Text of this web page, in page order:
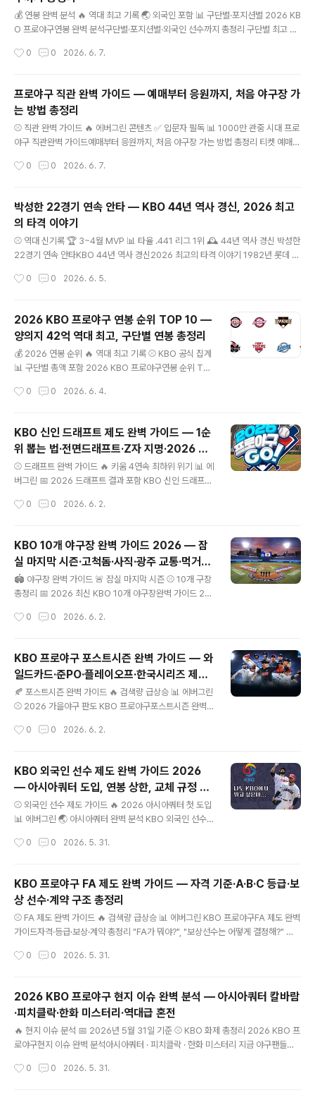
💰 연봉 완벽 분석 🔥 역대 최고 기록 🌏 외국인 포함 📊 구단별·포지션별 2026 KB
O 프로야구연봉 완벽 분석구단별·포지션별·외국인 선수까지 총정리 구단별 최고 연
인상률 변천사까지 완벽 정리 42억원최고 연봉 양의지(두산) 1억 7,536만평균 연
드: KBO 연봉, 프로야구 연봉, 구단별 연봉, 외국인 선수 연봉, 포지션별 연봉, KBO
연봉 총액, 양의지 연봉, 고영표 연봉, KIA 네일 연봉,..
0 0 2026. 6. 7.
프로야구 직관 완벽 가이드 — 예매부터 응원까지, 처음 야구장 가
는 방법 총정리
⚾ 직관 완벽 가이드 🔥 에버그린 콘텐츠 ✅ 입문자 필독 📊 1000만 관중 시대 프로
야구 직관완벽 가이드예매부터 응원까지, 처음 야구장 가는 방법 총정리 티켓 예매 ·
가는 분도 이 글 하나로 완벽 준비! ①팀·경기 선택 ②티켓 예매 ③준비물 챙기기 ④
예매, 야구장 좌석, 프로야구 응원, 야구장 준비물, KBO 직관, 야구 처음 보는 방법,
프로야구 입문 2025년 한국 프로야구(K..
0 0 2026. 6. 7.
박성한 22경기 연속 안타 — KBO 44년 역사 경신, 2026 최고
의 타격 이야기
⚾ 역대 신기록 🏆 3~4월 MVP 📊 타율 .441 리그 1위 🕰 44년 역사 경신 박성한
22경기 연속 안타KBO 44년 역사 경신2026 최고의 타격 이야기 1982년 롯데 김
타 — 44년 묵은 기록이 무너졌다 22경기연속 안타 KBO 신기록(개막 이후 최다) .
1982 → 2026 키워드: 박성한 연속안타, 박성한 기록, KBO 연속안타 신기록, SS
G 박성한, 박성한 MVP, 2026 KBO 기록..
0 0 2026. 6. 5.
2026 KBO 프로야구 연봉 순위 TOP 10 —
양의지 42억 역대 최고, 구단별 연봉 총정리
💰 2026 연봉 순위 🔥 역대 최고 기록 ⚾ KBO 공식 집계
📊 구단별 총액 포함 2026 KBO 프로야구연봉 순위 TO
으로 KBO 역대 최고 연봉 기록 경신 투수 1위 고영표 26
억원전체 1위 양의지역대 최고 연봉 1억 7,536만평균 연
봉역대 최고 800%구창모 인상률2026 최고 529명집계
대상(국내선수 기준) 키워드: KBO 연봉 순위, 프로야구 연
봉, 양의지 연봉, 고영표 연봉, 류현진 연봉, 최정 연봉, KB
O 최고 연봉, 2026 프..
0 0 2026. 6. 4.
KBO 신인 드래프트 제도 완벽 가이드 — 1순
위 뽑는 법·전면드래프트·Z자 지명·2026 결
과
⚾ 드래프트 완벽 가이드 🔥 키움 4연속 최하위 위기 📊 에
버그린 📅 2026 드래프트 결과 포함 KBO 신인 드래프트
과 "꼴찌팀이 왜 좋은 선수를 먼저 뽑아?", "드래프트 지명
Z자 지명 · 얼리드래프트 · 지명권 트레이드 완벽 정리 전면
드래프트2023년부터 1차지명 폐지 역순 Z자꼴찌팀이 1
순위 11라운드2026년부터 1라운드 증가 9월매년 시즌
중 드래프트 키워드: KBO 드래프트, 신인 드래프트, 프로
야구 1순위, 드래프트 제도, 전면 드래프..
0 0 2026. 6. 2.
KBO 10개 야구장 완벽 가이드 2026 — 잠
실 마지막 시즌·고척돔·사직·광주 교통·먹거리
총정리
🏟 야구장 완벽 가이드 🚨 잠실 마지막 시즌 ⚾ 10개 구장
총정리 📅 2026 최신 KBO 10개 야구장완벽 가이드 20
즌 · 고척 스카이돔 · 사직 응원 성지 처음 직관 가는 분부터
야구장 2026 마지막 시즌 — 지금 가지 않으면 영영 못 갑
니다 1982년 개장 후 45년 역사를 자랑하는 잠실야구장
이 2026 시즌을 끝으로 철거됩니다. 2026년 12월 철거
시작 → 2031년 35,000석 신형 돔구장으로 재탄생. 지
금 이 순간이 진짜 마지막 기회! ..
0 0 2026. 6. 2.
KBO 프로야구 포스트시즌 완벽 가이드 — 와
일드카드·준PO·플레이오프·한국시리즈 제도
총정리
🍂 포스트시즌 완벽 가이드 🔥 검색량 급상승 📊 에버그린
⚾ 2026 가을야구 판도 KBO 프로야구포스트시즌 완벽
드가 뭐야?", "4위면 한국시리즈 못 가?" — 이 글 하나로
한국시리즈 완벽 정리 4위 vs 5위 와일드카드 2선승제4
위 1승 핸디캡 3위 vs WC 승자 준플레이오프 3선승제3
위 홈 이점 2위 vs 준PO 승자 플레이오프 ..
0 0 2026. 6. 2.
KBO 외국인 선수 제도 완벽 가이드 2026
— 아시아쿼터 도입, 연봉 상한, 교체 규정 총
정리
⚾ 외국인 선수 제도 가이드 🔥 2026 아시아쿼터 첫 도입
📊 에버그린 🌏 아시아쿼터 완벽 분석 KBO 외국인 선수
규정 "외국인 선수 몇 명이야?", "아시아쿼터가 뭐야?", "연
도입된 아시아쿼터 포함 KBO 외국인 제도 완전 정복 3명
+1명기본 외국인+아시아쿼터 100만 달러신규 영입 1년
차 상한 20만 달러아시아쿼터 비용 상한 29명/27명202
6 엔트리 (1명 증원) 키워드: KBO 외국인 선수, KBO 아시
아쿼터, 프로야구 외국인 규정, ..
0 0 2026. 5. 31.
KBO 프로야구 FA 제도 완벽 가이드 — 자격 기준·A·B·C 등급·보
상 선수·계약 구조 총정리
⚾ FA 제도 완벽 가이드 🔥 검색량 급상승 📊 에버그린 KBO 프로야구FA 제도 완벽
가이드자격·등급·보상·계약 총정리 "FA가 뭐야?", "보상선수는 어떻게 결정해?" —
9년1,000일FA 기본 자격 기준 A / B / CFA 등급 구분 (2019 도입) 연봉 300%A
자유계약선수, FA 자격 기준, FA 등급, FA 보상 선수, FA 계약 구조, KBO FA란, 프
로야구 FA 뜻, KBO FA..
0 0 2026. 5. 31.
2026 KBO 프로야구 현지 이슈 완벽 분석 — 아시아쿼터 칼바람
·피치클락·한화 미스터리·역대급 혼전
🔥 현지 이슈 분석 📅 2026년 5월 31일 기준 ⚾ KBO 화제 총정리 2026 KBO 프
로야구현지 이슈 완벽 분석아시아쿼터 · 피치클락 · 한화 미스터리 지금 야구팬들이
터 교체 칼바람KIA·두산·SSG 연이은 방출·교체 02 피치클락 2초 단축의 여파경기
0 0 2026. 5. 31.